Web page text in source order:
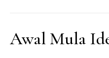
Awal Mula